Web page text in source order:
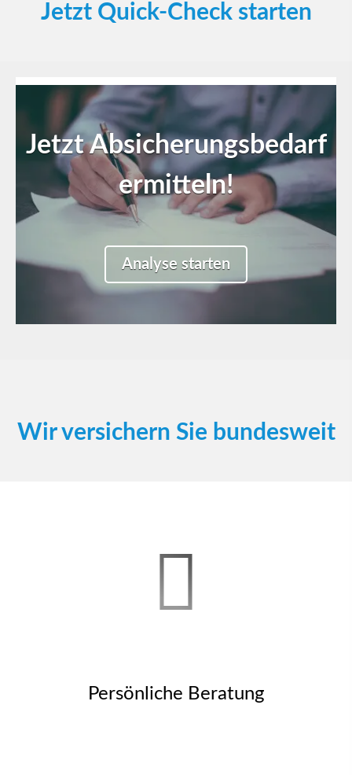
Jetzt Quick-Check starten
Jetzt Absicherungsbedarf
ermitteln!
Analyse starten
Sind Sie Single oder in
einer Beziehung?
Single Beziehung
Wir ver­sichern Sie bundesweit
Persönliche Beratung